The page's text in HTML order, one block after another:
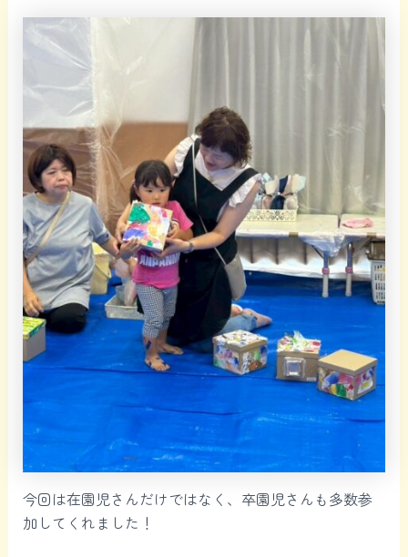
今回は在園児さんだけではなく、卒園児さんも多数参
加してくれました！